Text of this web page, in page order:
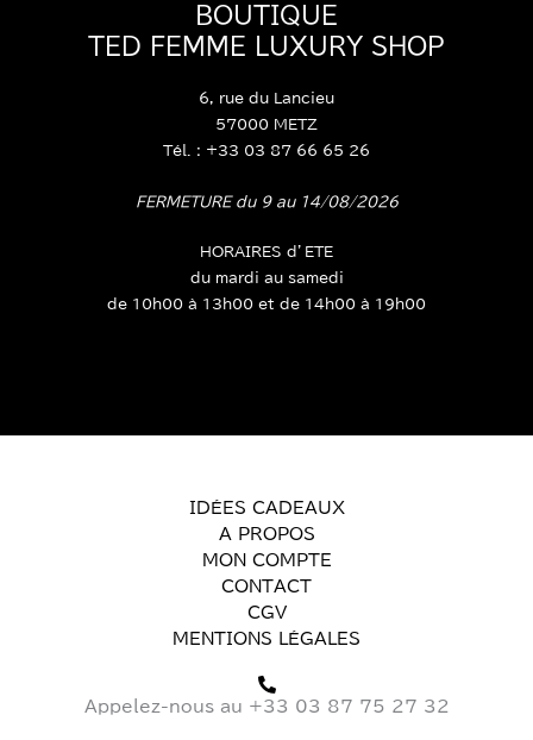
BOUTIQUE
TED FEMME LUXURY SHOP
6, rue du Lancieu
57000 METZ
Tél. : +33 03 87 66 65 26
FERMETURE du 9 au 14/08/2026
HORAIRES d’ETE
du mardi au samedi
de 10h00 à 13h00 et de 14h00 à 19h00
IDÉES CADEAUX
A PROPOS
MON COMPTE
CONTACT
CGV
MENTIONS LÉGALES
Appelez-nous au +33 03 87 75 27 32